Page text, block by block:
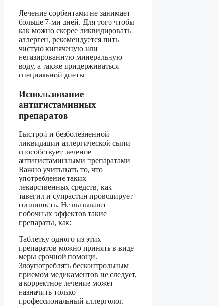
Лечение сорбентами не занимает
больше 7-ми дней. Для того чтобы
как можно скорее ликвидировать
аллерген, рекомендуется пить
чистую кипяченую или
негазированную минеральную
воду, а также придерживаться
специальной диеты.
Использование
антигистаминных
препаратов
Быстрой и безболезненной
ликвидации аллергической сыпи
способствует лечение
антигистаминными препаратами.
Важно учитывать то, что
употребление таких
лекарственных средств, как
тавегил и супрастин провоцирует
сонливость. Не вызывают
побочных эффектов такие
препараты, как:
Таблетку одного из этих
препаратов можно принять в виде
меры срочной помощи.
Злоупотреблять бесконтрольным
приемом медикаментов не следует,
а корректное лечение может
назначить только
профессиональный аллерголог.